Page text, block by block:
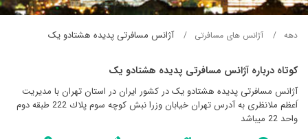
دهه آژانس های مسافرتی آژانس مسافرتی پديده هشتادو يک
کوتاه درباره آژانس مسافرتی پديده هشتادو يک
آژانس مسافرتی پديده هشتادو يک در کشور ایران در استان تهران با مدیریت
اَعظم ملانظری به آدرس تهران خيابان وزرا نبش كوچه سوم پلاك 222 طبقه دوم
واحد 22 میباشد